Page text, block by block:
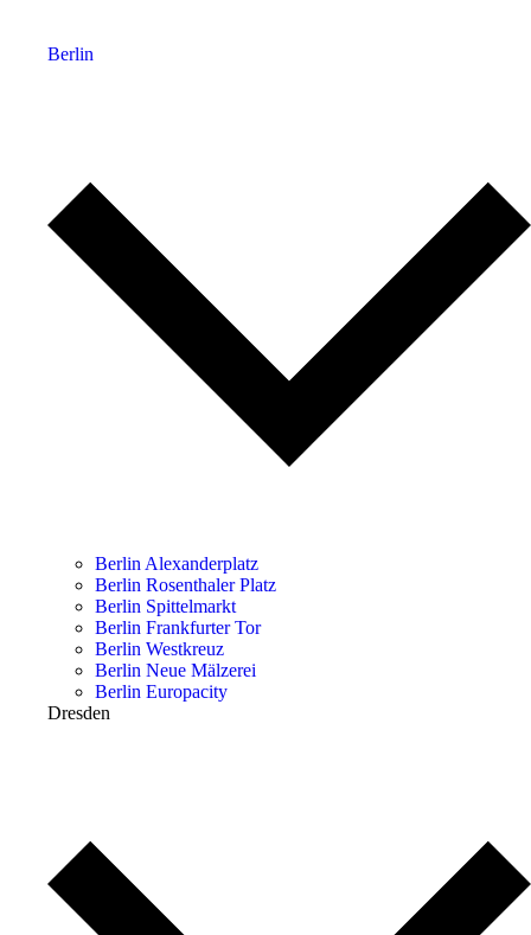
Berlin
Berlin Alexanderplatz
Berlin Rosenthaler Platz
Berlin Spittelmarkt
Berlin Frankfurter Tor
Berlin Westkreuz
Berlin Neue Mälzerei
Berlin Europacity
Dresden